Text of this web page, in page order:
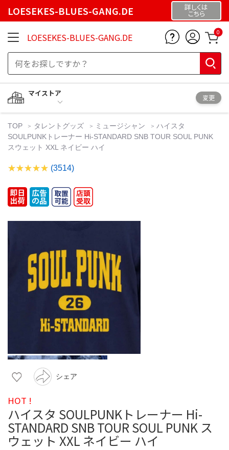
LOESEKES-BLUES-GANG.DE 詳しくは
こちら
LOESEKES-BLUES-GANG.DE 0
マイストア
変更
TOP タレントグッズ ミュージシャン
ハイスタ
SOULPUNKトレーナー Hi-STANDARD SNB TOUR SOUL PUNK
スウェット XXL ネイビー ハイ
(3514)
シェア
HOT !
ハイスタ SOULPUNKトレーナー Hi-
STANDARD SNB TOUR SOUL PUNK ス
ウェット XXL ネイビー ハイ